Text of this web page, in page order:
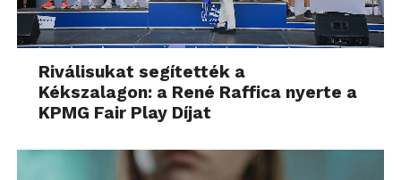
Riválisukat segítették a
Kékszalagon: a René Raffica nyerte a
KPMG Fair Play Díjat